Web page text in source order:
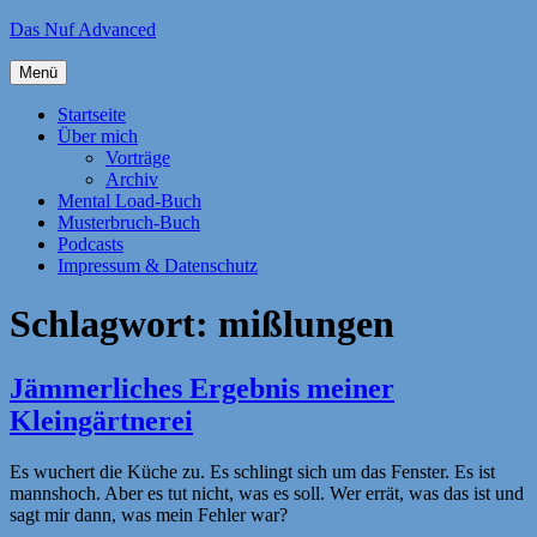
Zum
springen
Das Nuf Advanced
Menü
Startseite
Über mich
Vorträge
Archiv
Mental Load-Buch
Musterbruch-Buch
Podcasts
Impressum & Datenschutz
Schlagwort: mißlungen
Jämmerliches Ergebnis meiner
Kleingärtnerei
Es wuchert die Küche zu. Es schlingt sich um das Fenster. Es ist
mannshoch. Aber es tut nicht, was es soll. Wer errät, was das ist und
sagt mir dann, was mein Fehler war?